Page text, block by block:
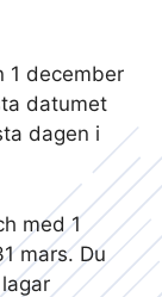
1 december
datumet
dagen i
med 1
mars. Du